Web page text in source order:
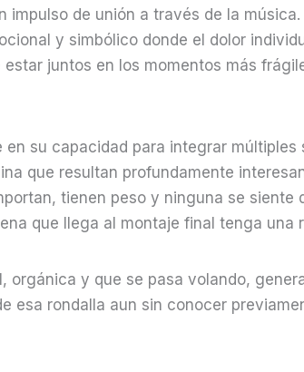
impulso de unión a través de la
y simbólico donde el dolor
juntos en los momentos más
su capacidad para integrar
que resultan profundamente
tienen peso y ninguna se
que llega al montaje final tenga una
orgánica y que se pasa volando,
esa rondalla aun sin conocer